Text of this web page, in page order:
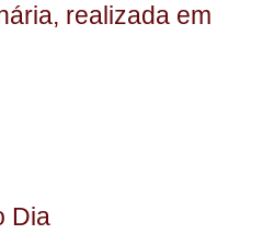
realizada em
Dia